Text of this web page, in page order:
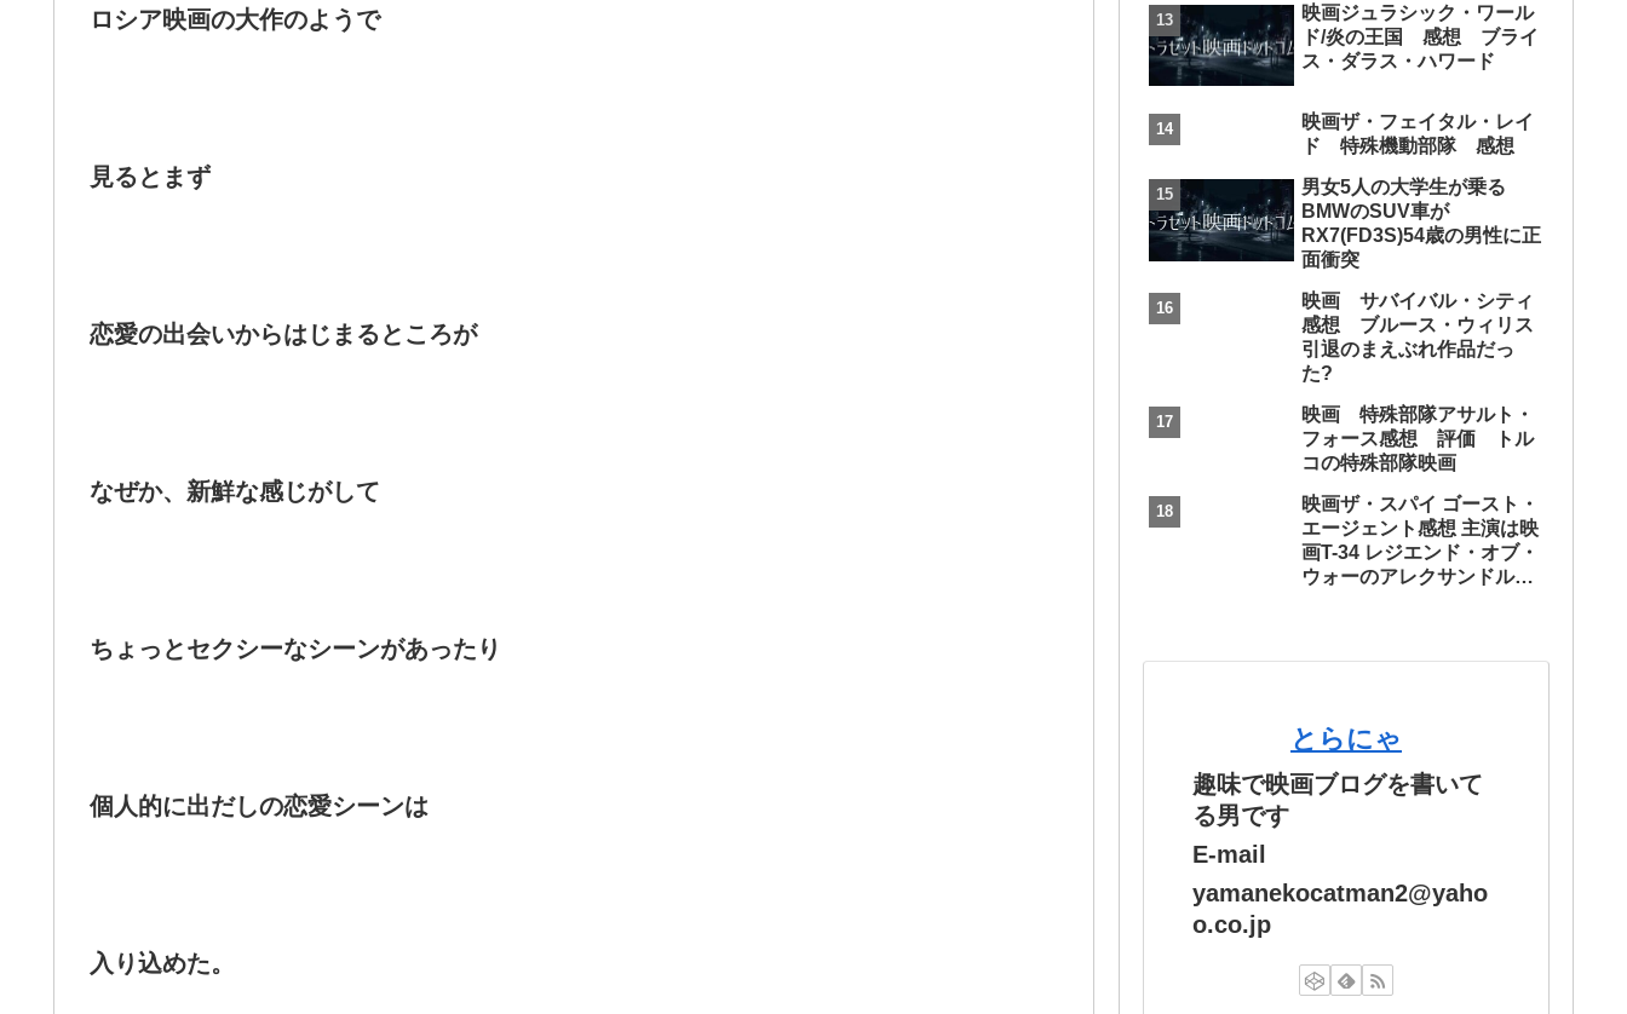
ロシア映画の大作のようで
見るとまず
恋愛の出会いからはじまるところが
なぜか、新鮮な感じがして
ちょっとセクシーなシーンがあったり
個人的に出だしの恋愛シーンは
入り込めた。
映画ジュラシック・ワール
ド/炎の王国 感想 ブライ
ス・ダラス・ハワード
映画ザ・フェイタル・レイ
ド 特殊機動部隊 感想
男女5人の大学生が乗る
BMWのSUV車が
RX7(FD3S)54歳の男性に正
面衝突
映画 サバイバル・シティ
感想 ブルース・ウィリス
引退のまえぶれ作品だっ
た?
映画 特殊部隊アサルト・
フォース感想 評価 トル
コの特殊部隊映画
映画ザ・スパイ ゴースト・
エージェント感想 主演は映
画T-34 レジエンド・オブ・
ウォーのアレクサンドル・
とらにゃ
趣味で映画ブログを書いて
る男です
E-mail
yamanekocatman2@yaho
o.co.jp